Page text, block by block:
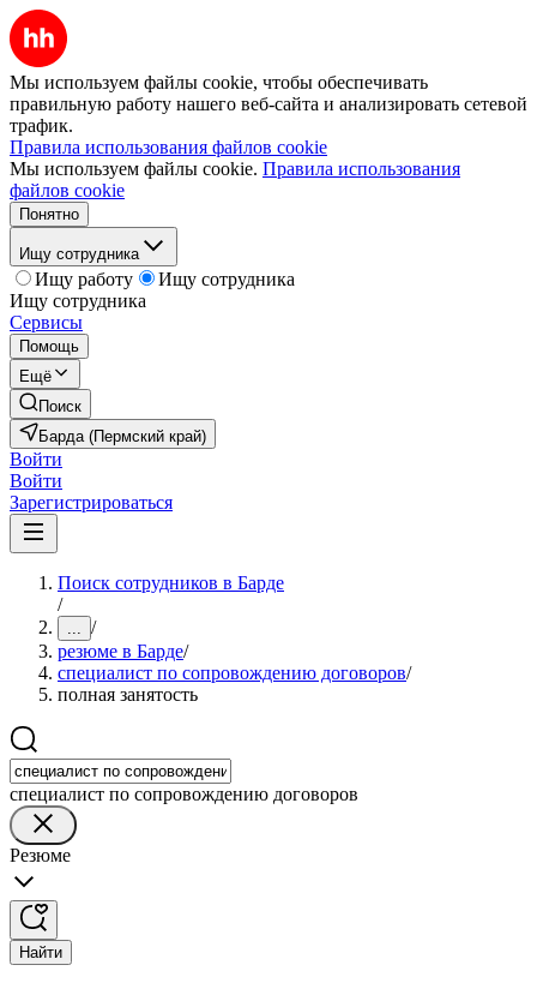
Мы используем файлы cookie, чтобы обеспечивать
правильную работу нашего веб-сайта и анализировать сетевой
трафик.
Правила использования файлов cookie
Мы используем файлы cookie. Правила использования
файлов cookie
Понятно
Ищу сотрудника
Ищу работу
Ищу сотрудника
Ищу сотрудника
Сервисы
Помощь
Ещё
Поиск
Барда (Пермский край)
Войти
Войти
Зарегистрироваться
Поиск сотрудников в Барде
/
... /
резюме в Барде/
специалист по сопровождению договоров/
полная занятость
специалист по сопровождению договоров
Резюме
Найти